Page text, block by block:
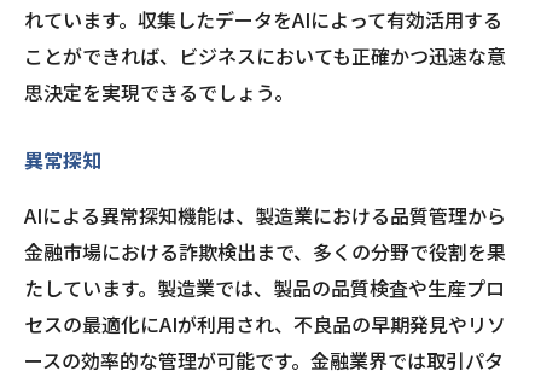
れています。収集したデータをAIによって有効活用する
ことができれば、ビジネスにおいても正確かつ迅速な意
思決定を実現できるでしょう。
異常探知
AIによる異常探知機能は、製造業における品質管理から
金融市場における詐欺検出まで、多くの分野で役割を果
たしています。製造業では、製品の品質検査や生産プロ
セスの最適化にAIが利用され、不良品の早期発見やリソ
ースの効率的な管理が可能です。金融業界では取引パタ